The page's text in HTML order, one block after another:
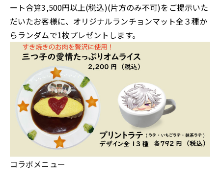
ート合算3,500円以上(税込)(片方のみ不可)をご提示いた
だいたお客様に、オリジナルランチョンマット全３種か
らランダムで1枚プレゼントします。
コラボメニュー